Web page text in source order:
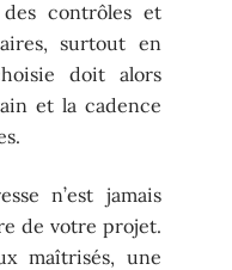
contrôles et
surtout en
doit alors
et la cadence
n’est jamais
de votre projet.
maîtrisés, une